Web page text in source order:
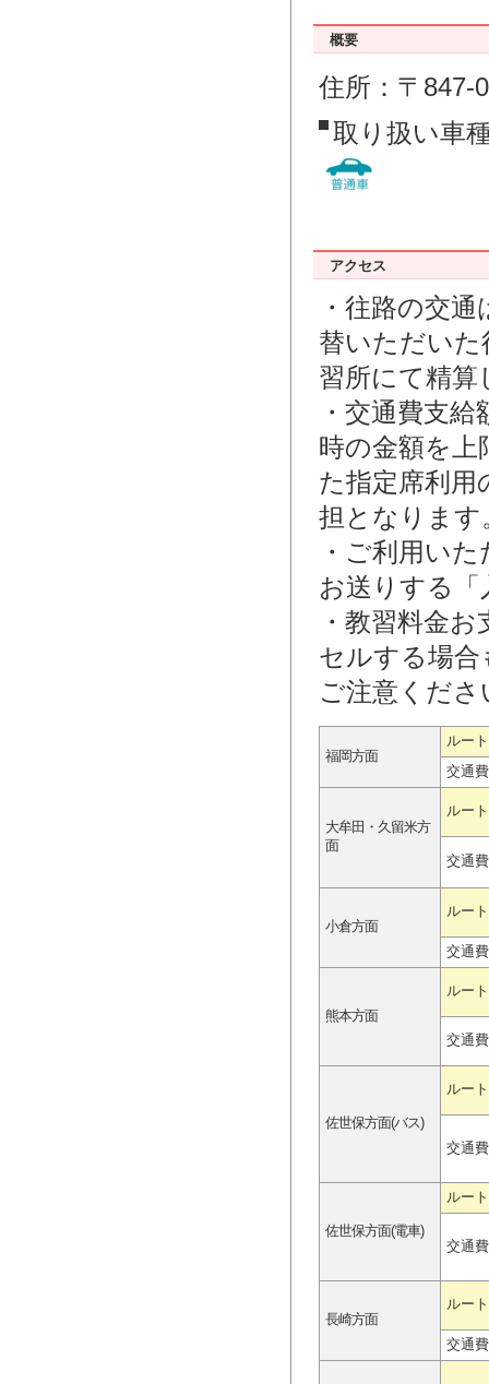
概要
住所：〒847-
取り扱い車
アクセス
・往路の交
替いただいた
習所にて精算
・交通費支
時の金額を上
た指定席利用
担となります
・ご利用い
お送りする
・教習料金
セルする場
ご注意くださ
福岡方面
ルート
交通
大牟田・久留米方
面
ルート
交通
小倉方面
ルート
交通
熊本方面
ルート
交通
佐世保方面(バス)
ルート
交通
佐世保方面(電車)
ルート
交通
長崎方面
ルート
交通